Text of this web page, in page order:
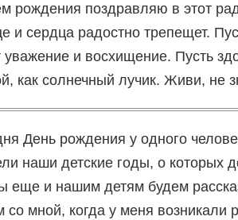
рождения поздравляю в этот
и сердца радостно трепещет.
уважение и восхищение. Пусть
как солнечный лучик. Живи, не
День рождения у одного
наши детские годы, о которых
еще и нашим детям будем
со мной, когда у меня